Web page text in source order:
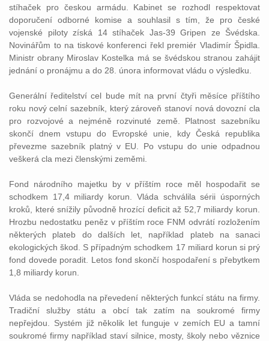
stíhaček pro českou armádu. Kabinet se rozhodl respektovat
doporučení odborné komise a souhlasil s tím, že pro české
vojenské piloty získá 14 stíhaček Jas-39 Gripen ze Švédska.
Novinářům to na tiskové konferenci řekl premiér Vladimír Špidla.
Ministr obrany Miroslav Kostelka má se švédskou stranou zahájit
jednání o pronájmu a do 28. února informovat vládu o výsledku.
Generální ředitelství cel bude mít na první čtyři měsíce příštího
roku nový celní sazebník, který zároveň stanoví nová dovozní cla
pro rozvojové a nejméně rozvinuté země. Platnost sazebníku
skončí dnem vstupu do Evropské unie, kdy Česká republika
převezme sazebník platný v EU. Po vstupu do unie odpadnou
veškerá cla mezi členskými zeměmi.
Fond národního majetku by v příštím roce měl hospodařit se
schodkem 17,4 miliardy korun. Vláda schválila sérii úsporných
kroků, které snížily původně hrozící deficit až 52,7 miliardy korun.
Hrozbu nedostatku peněz v příštím roce FNM odvrátí rozložením
některých plateb do dalších let, například plateb na sanaci
ekologických škod. S případným schodkem 17 miliard korun si prý
fond dovede poradit. Letos fond skončí hospodaření s přebytkem
1,8 miliardy korun.
Vláda se nedohodla na převedení některých funkcí státu na firmy.
Tradiční služby státu a obcí tak zatím na soukromé firmy
nepřejdou. Systém již několik let funguje v zemích EU a tamní
soukromé firmy například staví silnice, mosty, školy nebo věznice